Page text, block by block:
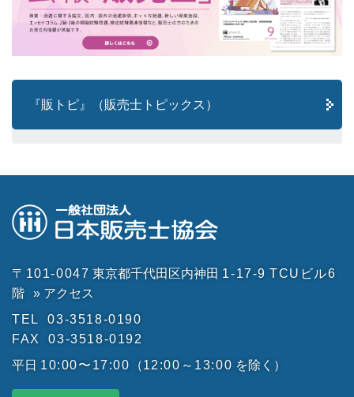
『販トピ』（販売士トピックス）
〒101-0047 東京都千代田区内神田 1-17-9 TCUビル6
階
» アクセス
TEL
03-3518-0190
FAX
03-3518-0192
平日 10:00〜17:00 （12:00～13:00 を除く）